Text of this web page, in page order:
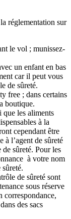
réglementation sur
le vol ; munissez-
un enfant en bas
car il peut vous
de sûreté.
free ; dans certains
boutique.
que les aliments
à la
cependant être
à l’agent de sûreté
de sûreté. Pour les
à votre nom
de sûreté sont
sous réserve
correspondance,
des sacs